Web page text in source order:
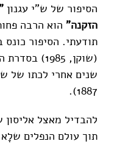
הסיפור של ש"י עגנון
הזקנה"הוא הרבה
תודעתי. הסיפור
(שוקן,
1887).
להבדיל מאצל
תוך עולם הנפלים